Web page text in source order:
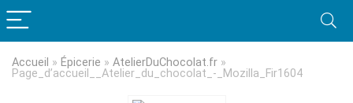
Accueil » Épicerie » AtelierDuChocolat.fr »
Page_d’accueil__Atelier_du_chocolat_-_Mozilla_Fir1604